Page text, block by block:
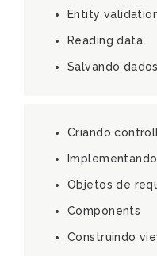
Entity
Reading data
Salvando dados
Criando
Objetos de
Components
Construindo